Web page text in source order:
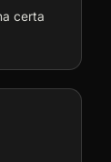
certa